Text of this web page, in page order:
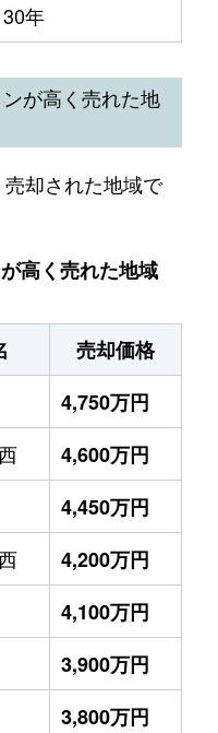
30年
が高く売れた地
却された地域で
高く売れた地域
売却価格
4,750万円
4,600万円
4,450万円
4,200万円
4,100万円
3,900万円
3,800万円